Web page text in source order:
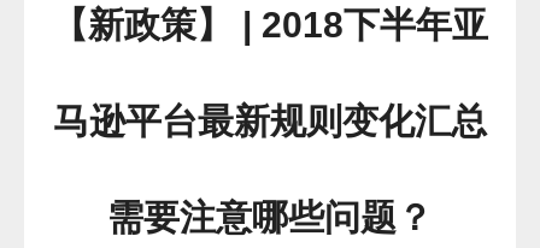
【新政策】 | 2018下半年亚
马逊平台最新规则变化汇总
需要注意哪些问题？